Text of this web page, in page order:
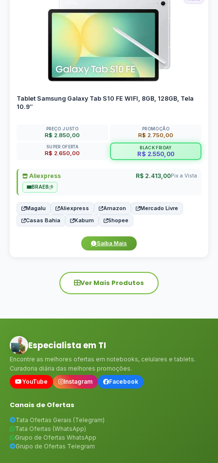
Tablet Samsung Galaxy Tab S10 FE WIFI, 8GB, 128GB, Tela
10.9″
PREÇO JUSTO
R$ 2.850,00
PROMOÇÃO
R$ 2.750,00
SUPER OFERTA
R$ 2.650,00
BLACK FRIDAY
R$ 2.550,00
Aliexpress R$ 2.413,00Pix a Vista
BRAE8
Magalu Aliexpress Amazon
Mercado Livre
Casas Bahia
Kabum Shopee
Saiba Mais
Ver Mais Produtos
Especialista em TI
Encontre as melhores ofertas em notebooks, celulares e tablets.
Curadoria diária das melhores promoções.
YouTube
Instagram Facebook
Canais de Ofertas
Tata Ofertas Gerais (Telegram)
Tata Ofertas (WhatsApp)
Grupo de Ofertas WhatsApp
Grupo de Ofertas Telegram